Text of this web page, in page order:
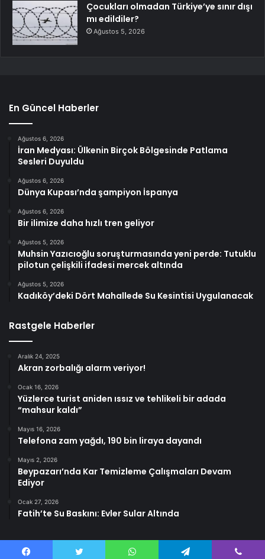
Çocukları olmadan Türkiye’ye sınır dışı
mı edildiler?
Ağustos 5, 2026
En Güncel Haberler
Ağustos 6, 2026
İran Medyası: Ülkenin Birçok Bölgesinde Patlama
Sesleri Duyuldu
Ağustos 6, 2026
Dünya Kupası’nda şampiyon İspanya
Ağustos 6, 2026
Bir ilimize daha hızlı tren geliyor
Ağustos 5, 2026
Muhsin Yazıcıoğlu soruşturmasında yeni perde: Tutuklu
pilotun çelişkili ifadesi mercek altında
Ağustos 5, 2026
Kadıköy’deki Dört Mahallede Su Kesintisi Uygulanacak
Rastgele Haberler
Aralık 24, 2025
Akran zorbalığı alarm veriyor!
Ocak 16, 2026
Yüzlerce turist aniden ıssız ve tehlikeli bir adada
“mahsur kaldı”
Mayıs 16, 2026
Telefona zam yağdı, 190 bin liraya dayandı
Mayıs 2, 2026
Beypazarı’nda Kar Temizleme Çalışmaları Devam
Ediyor
Ocak 27, 2026
Fatih’te Su Baskını: Evler Sular Altında